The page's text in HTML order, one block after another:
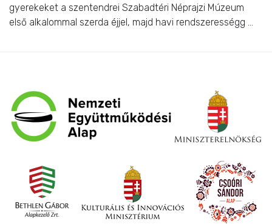
gyerekeket a szentendrei Szabadtéri Néprajzi Múzeum
első alkalommal szerda éjjel, majd havi rendszerességg ...